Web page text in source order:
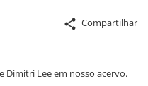
Compartilhar
Lee em nosso acervo.